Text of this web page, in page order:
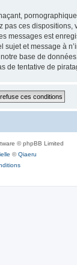
ces
messages est
et message à
base de
tentative de
© phpBB Limited
©Qiaeru